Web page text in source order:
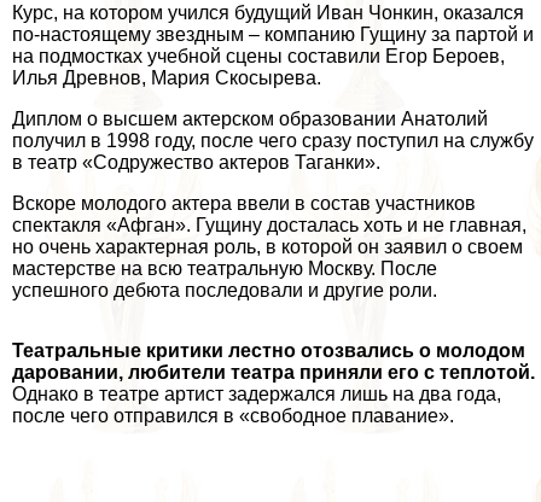
Курс, на котором учился будущий Иван Чонкин, оказался
по-настоящему звездным – компанию Гущину за партой и
на подмостках учебной сцены составили Егор Бероев,
Илья Древнов, Мария Скосырева.
Диплом о высшем актерском образовании Анатолий
получил в 1998 году, после чего сразу поступил на службу
в театр «Содружество актеров Таганки».
Вскоре молодого актера ввели в состав участников
спектакля «Афган». Гущину досталась хоть и не главная,
но очень хаpaктерная роль, в которой он заявил о своем
мастерстве на всю театральную Москву. После
успешного дебюта последовали и другие роли.
Театральные критики лестно отозвались о молодом
даровании, любители театра приняли его с теплотой.
Однако в театре артист задержался лишь на два года,
после чего отправился в «свободное плавание».